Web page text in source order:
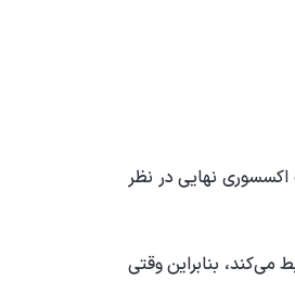
نهایی در نظر
بنابراین وقتی